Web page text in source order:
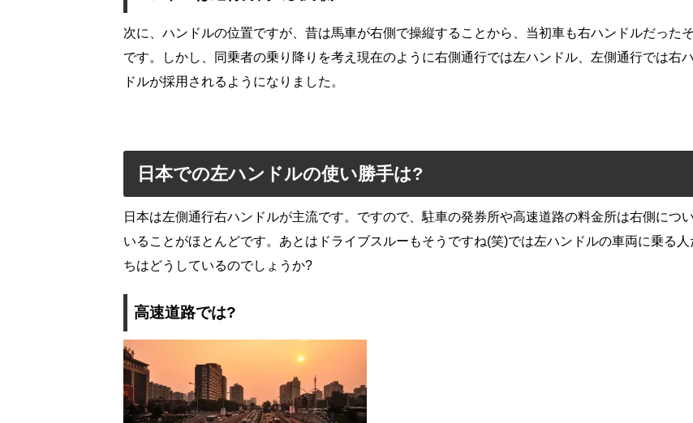
次に、ハンドルの位置ですが、昔は馬車が右側で操縦することから、当初車も右ハンドルだった
です。しかし、同乗者の乗り降りを考え現在のように右側通行では左ハンドル、左側通行では右
ドルが採用されるようになりました。
日本での左ハンドルの使い勝手は?
日本は左側通行右ハンドルが主流です。ですので、駐車の発券所や高速道路の料金所は右側につ
いることがほとんどです。あとはドライブスルーもそうですね(笑)では左ハンドルの車両に乗る人
ちはどうしているのでしょうか?
高速道路では?